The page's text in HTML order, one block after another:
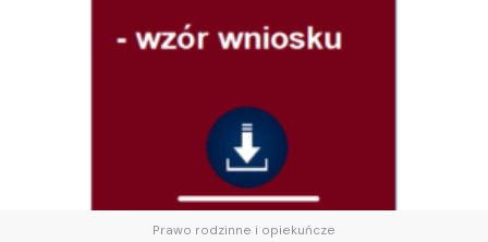
Prawo rodzinne i opiekuńcze